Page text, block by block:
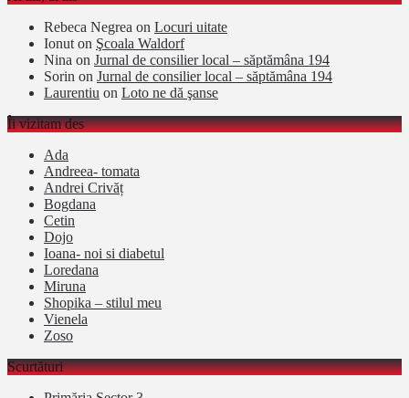
Rebeca Negrea on Locuri uitate
Ionut on Şcoala Waldorf
Nina on Jurnal de consilier local – săptămâna 194
Sorin on Jurnal de consilier local – săptămâna 194
Laurentiu on Loto ne dă şanse
Îi vizitam des
Ada
Andreea- tomata
Andrei Crivăț
Bogdana
Cetin
Dojo
Ioana- noi si diabetul
Loredana
Miruna
Shopika – stilul meu
Vienela
Zoso
Scurtături